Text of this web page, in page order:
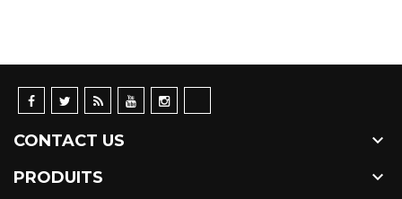
CONTACT US 
PRODUITS 